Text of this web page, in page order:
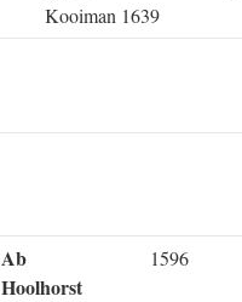
Kooiman 1639
Ab
Hoolhorst
1596